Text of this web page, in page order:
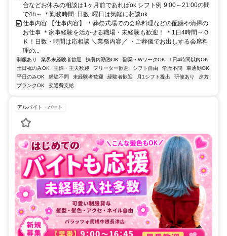
合などお休みの相談は1ヶ月前であればok シフト例 9:00～21:00の間
で4h～ ＊勤務時間･日数･曜日は気軽に相談ok
仕事内容 【仕事内容】 ＊葬祭式場での会席料理などの配膳や清掃の
お仕事 ＊家事経験を活かせる職場・未経験も歓迎！ ＊1日4時間～Ｏ
Ｋ！日数・時間は応相談 ＼業務内容／ ・ご葬儀でお出しする会席料
理の...
制服あり 業界未経験者歓迎 扶養内勤務OK 副業・WワークOK
1日4時間以内OK
土日祝のみOK
主婦・主夫歓迎 フリーター歓迎 シフト自由 学歴不問
車通勤OK
平日のみOK
経験不問 未経験者歓迎 経験者歓迎 月1シフト提出 研修あり
夕方
ブランクOK
交通費支給
アルバイト・パート